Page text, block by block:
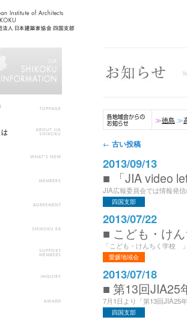
≫徳島 ≫
投稿ナビゲーション
← 古い投稿
2013/09/13
■ 「JIA video
JIA広報委員会では情報発
四国支部
2013/07/22
■ こども・け
「こども・けんちく学校
愛媛地域会
2013/07/18
■ 第13回JIA25
7月1日より「第13回JIA25
四国支部